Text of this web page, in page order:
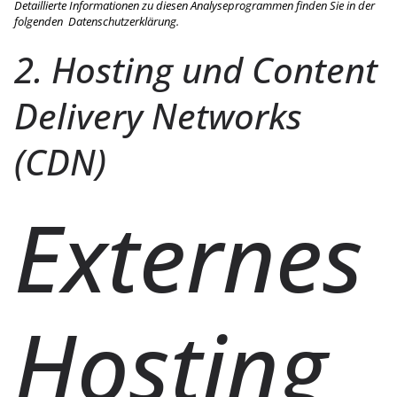
Detaillierte Informationen zu diesen Analyseprogrammen finden Sie in der
folgenden Datenschutzerklärung.
2. Hosting und Content
Delivery Networks
(CDN)
Externes
Hosting